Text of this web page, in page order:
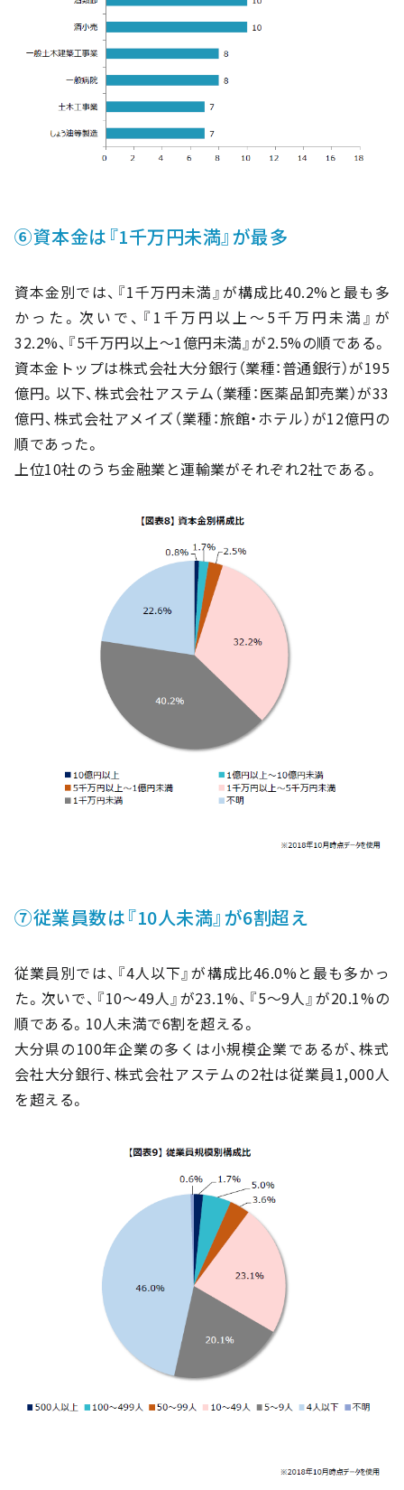
⑥資本金は『1千万円未満』が最多
資本金別では、『1千万円未満』が構成比40.2%と最も多
かった。次いで、『1千万円以上～5千万円未満』が
32.2%、『5千万円以上～1億円未満』が2.5%の順である。
資本金トップは株式会社大分銀行（業種：普通銀行）が195
億円。以下、株式会社アステム（業種：医薬品卸売業）が33
億円、株式会社アメイズ（業種：旅館・ホテル）が12億円の
順であった。
上位10社のうち金融業と運輸業がそれぞれ2社である。
⑦従業員数は『10人未満』が6割超え
従業員別では、『4人以下』が構成比46.0%と最も多かっ
た。次いで、『10～49人』が23.1%、『5～9人』が20.1%の
順である。10人未満で6割を超える。
大分県の100年企業の多くは小規模企業であるが、株式
会社大分銀行、株式会社アステムの2社は従業員1,000人
を超える。